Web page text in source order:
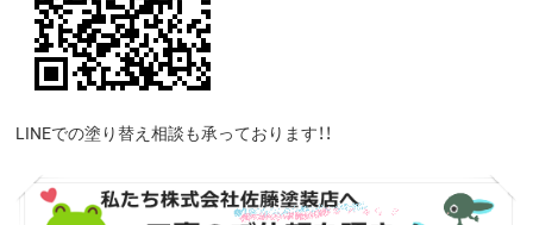
LINEでの塗り替え相談も承っております！！